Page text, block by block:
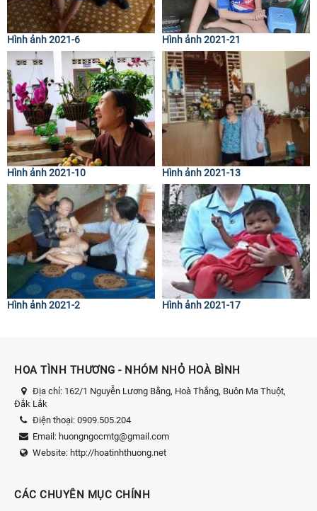
Hình ảnh 2021-6 Hình ảnh 2021-21
Hình ảnh 2021-10 Hình ảnh 2021-13
Hình ảnh 2021-2 Hình ảnh 2021-17
HOA TÌNH THƯƠNG - NHÓM NHỎ HOÀ BÌNH
Địa chỉ: 162/1 Nguyễn Lương Bằng, Hoà Thắng, Buôn Ma Thuột,
Đắk Lắk
Điện thoại: 0909.505.204
Email: huongngocmtg@gmail.com
Website: http://hoatinhthuong.net
CÁC CHUYÊN MỤC CHÍNH